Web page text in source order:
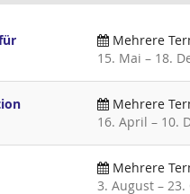
Mehrere
15. Mai –bis
18.
Mehrere
16. April –bis
10.
Mehrere
3. August –bis
23.